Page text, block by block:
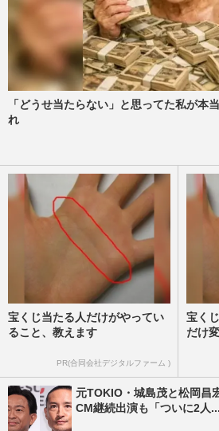
週刊女性PRIME
【衆院選】長瀬智也
芸能人が投票を呼び
週刊女性PRIME
あると思う」城島
全独立の未来、山
週刊女性2025年12月23日号
「どうせ当たらない」と思ってた私が本
れ
宝くじ当たる人だけがやってい
ること、教えます
PR(合同会社デジタルファーム )
宝く
だけ
元TOKIO・城島茂と松岡昌
CM継続出演も「ついに2人...